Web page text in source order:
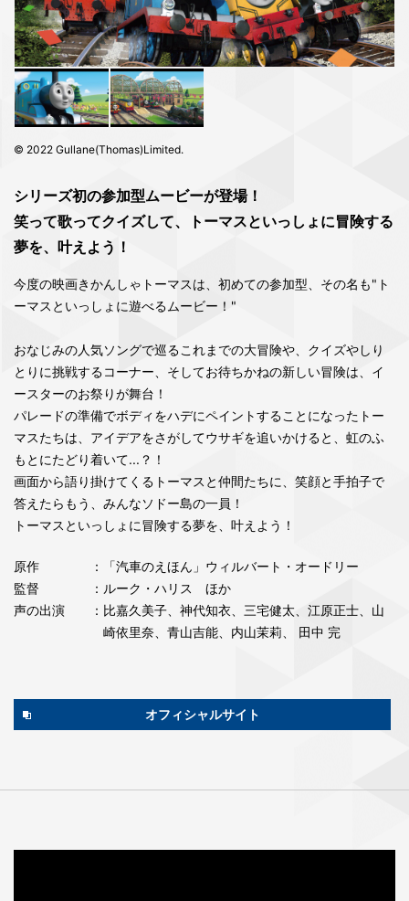
© 2022 Gullane(Thomas)Limited.
シリーズ初の参加型ムービーが登場！
笑って歌ってクイズして、トーマスといっしょに冒険する
夢を、叶えよう！
今度の映画きかんしゃトーマスは、初めての参加型、その名も"ト
ーマスといっしょに遊べるムービー！"
おなじみの人気ソングで巡るこれまでの大冒険や、クイズやしり
とりに挑戦するコーナー、そしてお待ちかねの新しい冒険は、イ
ースターのお祭りが舞台！
パレードの準備でボディをハデにペイントすることになったトー
マスたちは、アイデアをさがしてウサギを追いかけると、虹のふ
もとにたどり着いて...？！
画面から語り掛けてくるトーマスと仲間たちに、笑顔と手拍子で
答えたらもう、みんなソドー島の一員！
トーマスといっしょに冒険する夢を、叶えよう！
原作
：「汽車のえほん」ウィルバート・オードリー
監督
：ルーク・ハリス ほか
声の出演
：比嘉久美子、神代知衣、三宅健太、江原正士、山
崎依里奈、青山吉能、内山茉莉、 田中 完
オフィシャルサイト